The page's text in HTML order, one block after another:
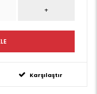
Karşılaştır